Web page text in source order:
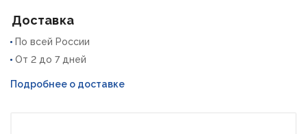
Доставка
По всей России
От 2 до 7 дней
Подробнее о доставке